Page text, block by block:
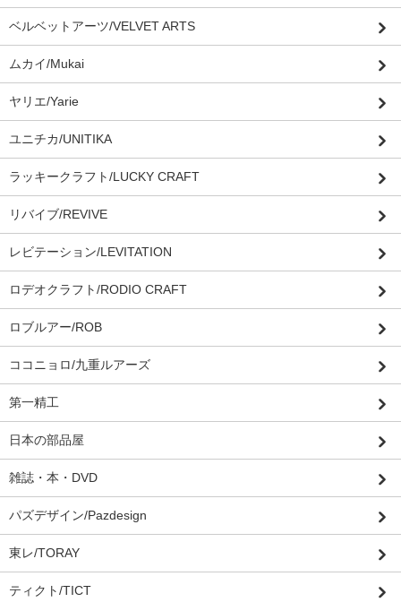
ベルベットアーツ/VELVET ARTS
ムカイ/Mukai
ヤリエ/Yarie
ユニチカ/UNITIKA
ラッキークラフト/LUCKY CRAFT
リバイブ/REVIVE
レビテーション/LEVITATION
ロデオクラフト/RODIO CRAFT
ロブルアー/ROB
ココニョロ/九重ルアーズ
第一精工
日本の部品屋
雑誌・本・DVD
パズデザイン/Pazdesign
東レ/TORAY
ティクト/TICT